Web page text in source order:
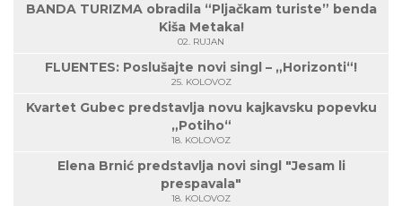
BANDA TURIZMA obradila “Pljačkam turiste” benda
Kiša Metaka!
02. RUJAN
FLUENTES: Poslušajte novi singl – „Horizonti“!
25. KOLOVOZ
Kvartet Gubec predstavlja novu kajkavsku popevku
„Potiho“
18. KOLOVOZ
Elena Brnić predstavlja novi singl "Jesam li
prespavala"
18. KOLOVOZ